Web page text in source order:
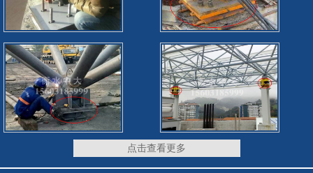
点击查看更多